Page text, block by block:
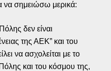
να σημειώσω μερικά:
δεν είναι
της ΑΕΚ” και του
να ασχολείται με το
και του κόσμου της,